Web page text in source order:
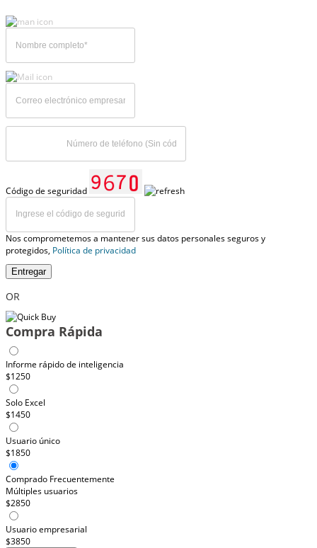
Código de seguridad
Nos comprometemos a mantener sus datos personales seguros y
protegidos, Política de privacidad
Entregar
OR
Compra Rápida
Informe rápido de inteligencia
$1250
Solo Excel
$1450
Usuario único
$1850
Comprado Frecuentemente
Múltiples usuarios
$2850
Usuario empresarial
$3850